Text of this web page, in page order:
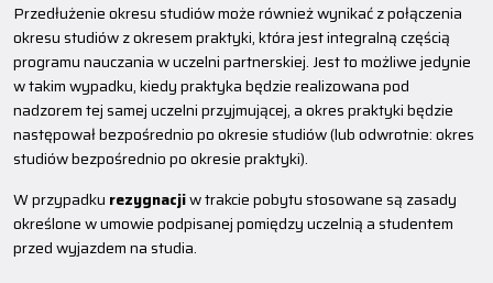
Przedłużenie okresu studiów może również wynikać z połączenia
okresu studiów z okresem praktyki, która jest integralną częścią
programu nauczania w uczelni partnerskiej. Jest to możliwe jedynie
w takim wypadku, kiedy praktyka będzie realizowana pod
nadzorem tej samej uczelni przyjmującej, a okres praktyki będzie
następował bezpośrednio po okresie studiów (lub odwrotnie: okres
studiów bezpośrednio po okresie praktyki).
W przypadku rezygnacjiw trakcie pobytu stosowane są zasady
określone w umowie podpisanej pomiędzy uczelnią a studentem
przed wyjazdem na studia.